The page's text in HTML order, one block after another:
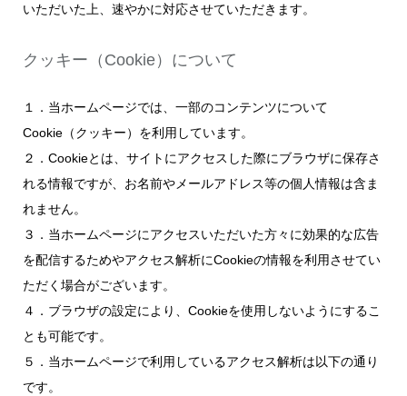
いただいた上、速やかに対応させていただきます。
クッキー（Cookie） について
１．当ホームページでは、一部のコンテンツについて
Cookie（クッキー）を利用しています。
２．Cookieとは、サイトにアクセスした際にブラウザに保存さ
れる情報ですが、お名前やメールアドレス等の個人情報は含ま
れません。
３．当ホームページにアクセスいただいた方々に効果的な広告
を配信するためやアクセス解析にCookieの情報を利用させてい
ただく場合がございます。
４．ブラウザの設定により、Cookieを使用しないようにするこ
とも可能です。
５．当ホームページで利用しているアクセス解析は以下の通り
です。